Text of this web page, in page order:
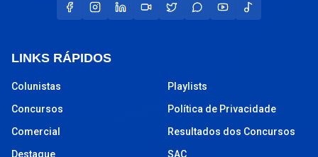
LINKS RÁPIDOS
Colunistas
Concursos
Comercial
Destaque
Playlists
Política de Privacidade
Resultados dos Concursos
SAC